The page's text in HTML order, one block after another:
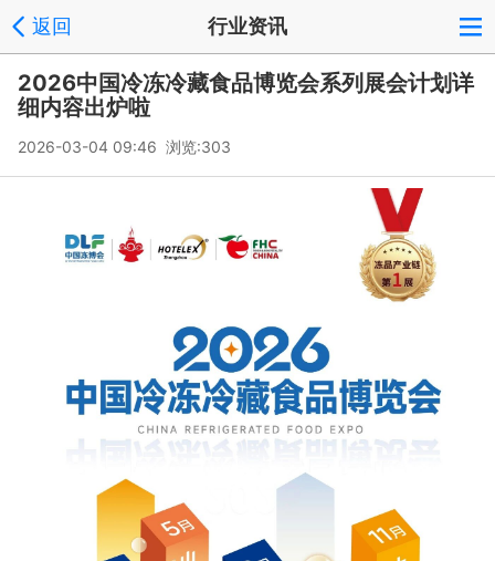
返回 行业资讯
2026中国冷冻冷藏食品博览会系列展会计划详
细内容出炉啦
2026-03-04 09:46 浏览:303